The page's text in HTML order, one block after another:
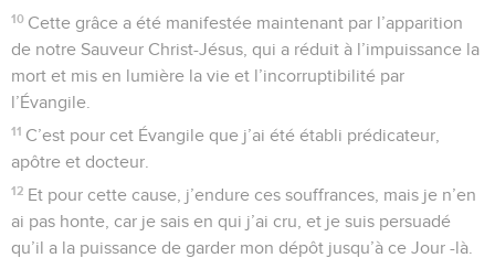
10 Cette grâce a été manifestée maintenant par l’apparition
de notre Sauveur Christ-Jésus, qui a réduit à l’impuissance la
mort et mis en lumière la vie et l’incorruptibilité par
l’Évangile.
11 C’est pour cet Évangile que j’ai été établi prédicateur,
apôtre et docteur.
12 Et pour cette cause, j’endure ces souffrances, mais je n’en
ai pas honte, car je sais en qui j’ai cru, et je suis persuadé
qu’il a la puissance de garder mon dépôt jusqu’à ce Jour -là.